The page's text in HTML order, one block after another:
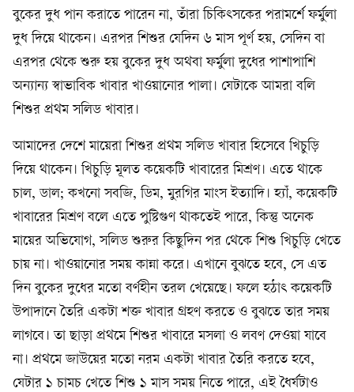
বুকের দুধ পান করাতে পারেন না, তাঁরা চিকিৎসকের পরামর্শে ফর্মুলা
দুধ দিয়ে থাকেন। এরপর শিশুর যেদিন ৬ মাস পূর্ণ হয়, সেদিন বা
এরপর থেকে শুরু হয় বুকের দুধ অথবা ফর্মুলা দুধের পাশাপাশি
অন্যান্য স্বাভাবিক খাবার খাওয়ানোর পালা। যেটাকে আমরা বলি
শিশুর প্রথম সলিড খাবার।
আমাদের দেশে মায়েরা শিশুর প্রথম সলিড খাবার হিসেবে খিচুড়ি
দিয়ে থাকেন। খিচুড়ি মূলত কয়েকটি খাবারের মিশ্রণ। এতে থাকে
চাল, ডাল; কখনো সবজি, ডিম, মুরগির মাংস ইত্যাদি। হ্যাঁ, কয়েকটি
খাবারের মিশ্রণ বলে এতে পুষ্টিগুণ থাকতেই পারে, কিন্তু অনেক
মায়ের অভিযোগ, সলিড শুরুর কিছুদিন পর থেকে শিশু খিচুড়ি খেতে
চায় না। খাওয়ানোর সময় কান্না করে। এখানে বুঝতে হবে, সে এত
দিন বুকের দুধের মতো বর্ণহীন তরল খেয়েছে। ফলে হঠাৎ কয়েকটি
উপাদানে তৈরি একটা শক্ত খাবার গ্রহণ করতে ও বুঝতে তার সময়
লাগবে। তা ছাড়া প্রথমে শিশুর খাবারে মসলা ও লবণ দেওয়া যাবে
না। প্রথমে জাউয়ের মতো নরম একটা খাবার তৈরি করতে হবে,
যেটার ১ চামচ খেতে শিশু ১ মাস সময় নিতে পারে, এই ধৈর্যটাও